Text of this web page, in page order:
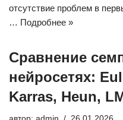
отсутствие проблем в
… Подробнее »
Сравнение
нейросетях:
Karras, Heun,